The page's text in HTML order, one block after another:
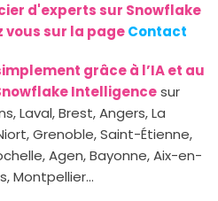
d'experts sur Snowflake
vous sur la pageContact
grâce à l’IA et au
Intelligencesur
Laval, Brest, Angers, La
Grenoble, Saint-Étienne,
Agen, Bayonne, Aix-en-
Montpellier...